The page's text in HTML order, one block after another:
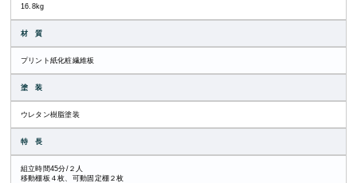
16.8kg
材 質
プリント紙化粧繊維板
塗 装
ウレタン樹脂塗装
特 長
組立時間45分/２人
移動棚板４枚、可動固定棚２枚